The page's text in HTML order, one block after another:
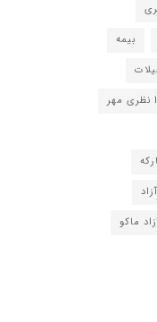
بیمه
نظری مهر
ماکو